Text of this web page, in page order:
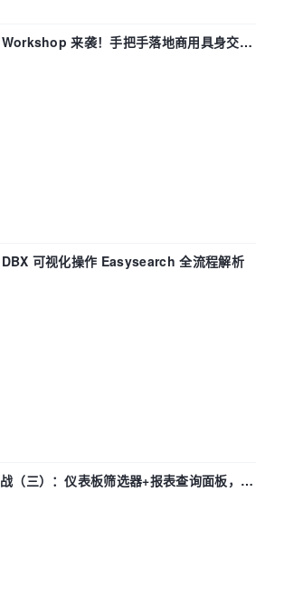
来袭！手把手落地商用具身交互
可视化操作 Easysearch 全流程解析
（三）：仪表板筛选器+报表查询面板，参